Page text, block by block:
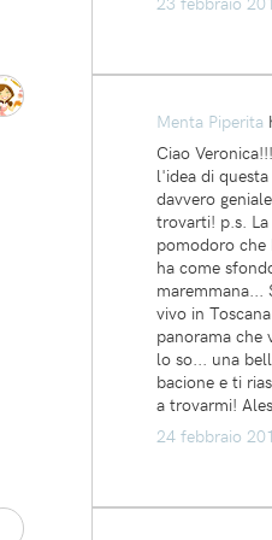
Menta Piperita
Ciao
l'idea di
davvero
trovarti! p.s.
pomodoro
ha come
maremmana...
vivo in
panorama che
lo so... una
bacione e ti
a trovarmi!
24 febbraio